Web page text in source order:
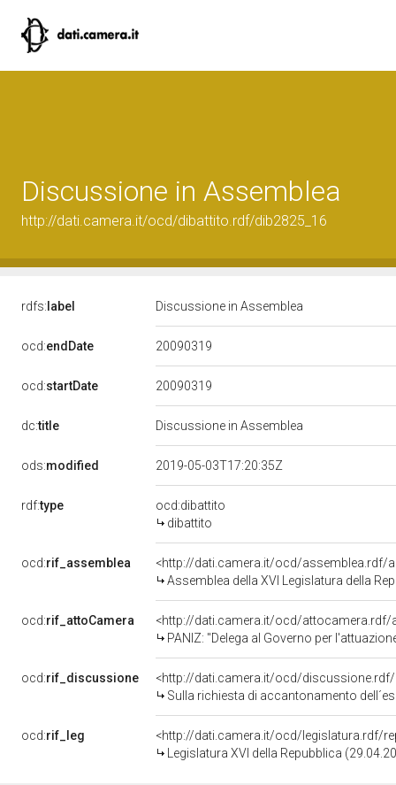
Discussione in Assemblea
http://dati.camera.it/ocd/dibattito.rdf/dib2825_16
rdfs: label Discussione in Assemblea
ocd:endDate 20090319
ocd:startDate 20090319
dc:title Discussione in Assemblea
ods:modified 2019-05-03T17:20:35Z
rdf:type
ocd:dibattito
dibattito
ocd:rif_assemblea
<http://dati.camera.it/ocd/assemblea.rdf/
Assemblea della XVI Legislatura della
ocd:rif_attoCamera
<http://dati.camera.it/ocd/attocamera.rdf/
PANIZ: "Delega al Governo per
ocd:rif_discussione
<http://dati.camera.it/ocd/discussione.rdf/
Sulla richiesta di accantonamento
ocd:rif_leg
<http://dati.camera.it/ocd/legislatura.rdf/
Legislatura XVI della Repubblica